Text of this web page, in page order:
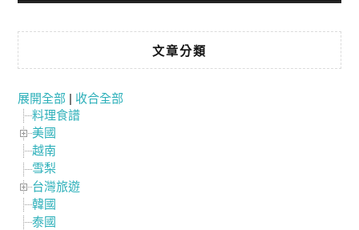
文章分類
展開全部 | 收合全部
料理食譜
美國
越南
雪梨
台灣旅遊
韓國
泰國